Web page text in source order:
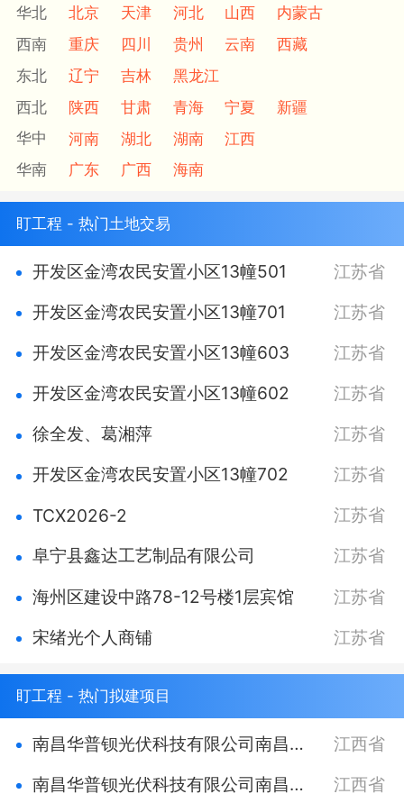
华北
北京 天津 河北 山西
内蒙古
西南
重庆 四川 贵州 云南
西藏
东北
辽宁 吉林
黑龙江
西北
陕西 甘肃 青海 宁夏
新疆
华中
河南 湖北 湖南
江西
华南
广东 广西 海南
盯工程 - 热门土地交易
开发区金湾农民安置小区13幢501
江苏省
开发区金湾农民安置小区13幢701
江苏省
开发区金湾农民安置小区13幢603
江苏省
开发区金湾农民安置小区13幢602
江苏省
徐全发、葛湘萍
江苏省
开发区金湾农民安置小区13幢702
江苏省
TCX2026-2
江苏省
阜宁县鑫达工艺制品有限公司
江苏省
海州区建设中路78-12号楼1层宾馆
江苏省
宋绪光个人商铺
江苏省
盯工程 - 热门拟建项目
南昌华普钡光伏科技有限公司南昌县蒋巷镇卢宇浩33KW屋顶光伏发电项目
江西省
南昌华普钡光伏科技有限公司南昌县南新乡徐冬根30KW屋顶光伏发电项目
江西省